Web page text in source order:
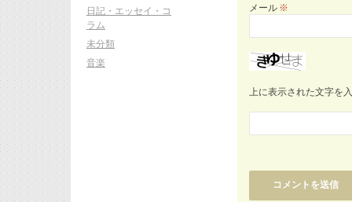
メール ※
上に表示された文字を
日記・エッセイ・コ
ラム
未分類
音楽